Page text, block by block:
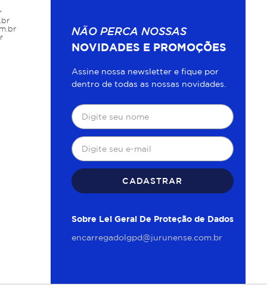
NÃO PERCA NOSSAS
NOVIDADES E PROMOÇÕES
Assine nossa newsletter e fique por
dentro de todas as nossas novidades.
CADASTRAR
Sobre Lei Geral De Proteção de Dados
encarregadolgpd@jurunense.com.br